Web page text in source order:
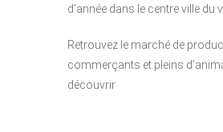
d’année dans le centre ville du
Retrouvez le marché de
commerçants et pleins
découvrir